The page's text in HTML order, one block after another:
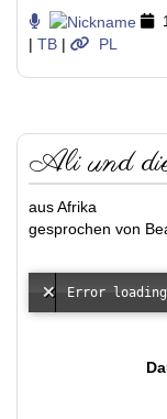
| TB | PL
Ali und
aus Afrika
gesprochen von